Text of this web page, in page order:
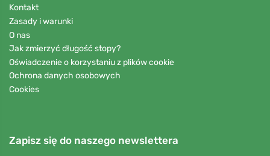
Kontakt
Zasady i warunki
O nas
Jak zmierzyć długość stopy?
Oświadczenie o korzystaniu z plików cookie
Ochrona danych osobowych
Cookies
Zapisz się do naszego newslettera